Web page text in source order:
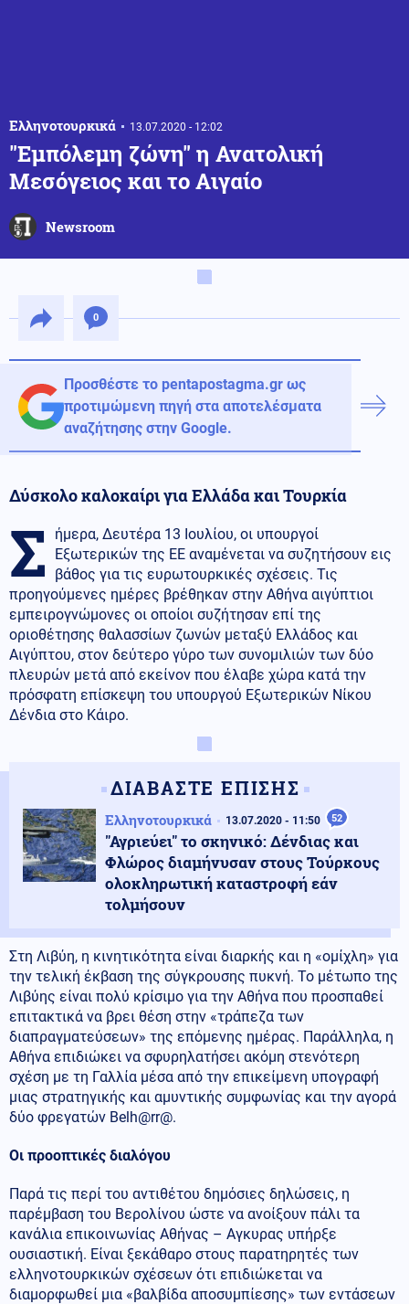
Ελληνοτουρκικά 13.07.2020 - 12:02
"Εμπόλεμη ζώνη" η Ανατολική
Μεσόγειος και το Αιγαίο
Newsroom
0
Προσθέστε το pentapostagma.gr ως
προτιμώμενη πηγή στα αποτελέσματα
αναζήτησης στην Google.
Δύσκολο καλοκαίρι για Ελλάδα και Τουρκία
Σ
ήμερα, Δευτέρα 13 Ιουλίου, οι υπουργοί
Εξωτερικών της ΕΕ αναμένεται να συζητήσουν εις
βάθος για τις ευρωτουρκικές σχέσεις. Τις
προηγούμενες ημέρες βρέθηκαν στην Αθήνα αιγύπτιοι
εμπειρογνώμονες οι οποίοι συζήτησαν επί της
οριοθέτησης θαλασσίων ζωνών μεταξύ Ελλάδος και
Αιγύπτου, στον δεύτερο γύρο των συνομιλιών των δύο
πλευρών μετά από εκείνον που έλαβε χώρα κατά την
πρόσφατη επίσκεψη του υπουργού Εξωτερικών Νίκου
Δένδια στο Κάιρο.
ΔΙΑΒΑΣΤΕ ΕΠΙΣΗΣ
Ελληνοτουρκικά 13.07.2020 - 11:50 52
"Αγριεύει" το σκηνικό: Δένδιας και
Φλώρος διαμήνυσαν στους Τούρκους
ολοκληρωτική καταστροφή εάν
τολμήσουν
Στη Λιβύη, η κινητικότητα είναι διαρκής και η «ομίχλη» για
την τελική έκβαση της σύγκρουσης πυκνή. Το μέτωπο της
Λιβύης είναι πολύ κρίσιμο για την Αθήνα που προσπαθεί
επιτακτικά να βρει θέση στην «τράπεζα των
διαπραγματεύσεων» της επόμενης ημέρας. Παράλληλα, η
Αθήνα επιδιώκει να σφυρηλατήσει ακόμη στενότερη
σχέση με τη Γαλλία μέσα από την επικείμενη υπογραφή
μιας στρατηγικής και αμυντικής συμφωνίας και την αγορά
δύο φρεγατών Belh@rr@.
Οι προοπτικές διαλόγου
Παρά τις περί του αντιθέτου δημόσιες δηλώσεις, η
παρέμβαση του Βερολίνου ώστε να ανοίξουν πάλι τα
κανάλια επικοινωνίας Αθήνας – Αγκυρας υπήρξε
ουσιαστική. Είναι ξεκάθαρο στους παρατηρητές των
ελληνοτουρκικών σχέσεων ότι επιδιώκεται να
διαμορφωθεί μια «βαλβίδα αποσυμπίεσης» των εντάσεων